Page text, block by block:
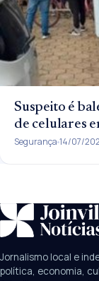
Suspeito é
de celulares
Segurança 14/07/
SUGESTÕES: JEC
Câmara
UPA
Jornalismo local e
política, economia,